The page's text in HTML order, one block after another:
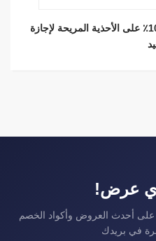
كوبون كروكس للأحذية — وفّر 10٪ على الأحذية المريحة لإجازة
عرض!
على أحدث العروض وأكواد الخصم
في بريدك